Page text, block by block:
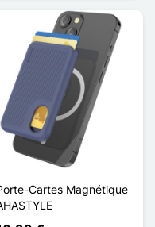
Cartes Magnétique